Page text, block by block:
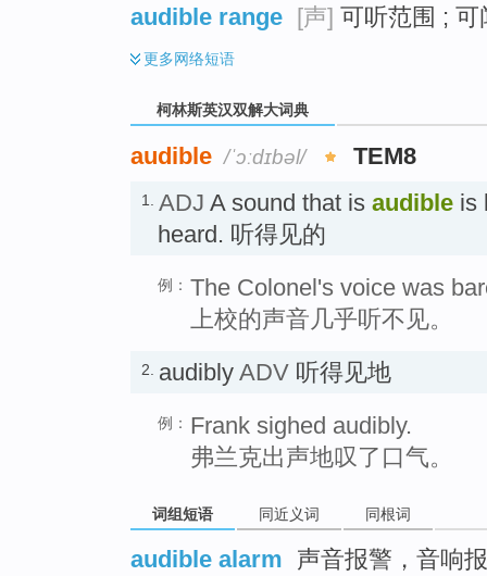
audible range [声] 可听范围 ;
更多网络短语
柯林斯英汉双解大词典
audible /ˈɔːdɪbəl/ TEM8
1. ADJ A sound that is audible is
heard. 听得见的
例： The Colonel's voice was
上校的声音几乎听不见。
2. audibly ADV 听得见地
例： Frank sighed audibly.
弗兰克出声地叹了口气。
词组短语 同近义词 同根词
audible alarm 声音报警，音响